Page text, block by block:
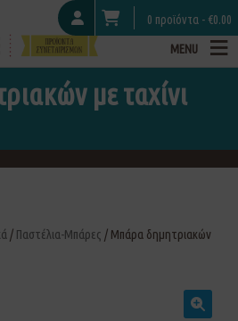
0 προϊόντα - €0.00
MENU
με ταχίνι
/ Παστέλια-Μπάρες / Μπάρα δημητριακών